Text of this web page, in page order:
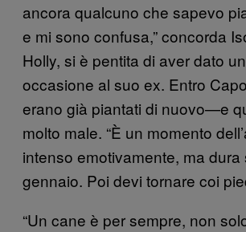
ancora qualcuno che sapevo
e mi sono confusa,” concorda
Holly, si è pentita di aver dato
occasione al suo ex. Entro
erano già piantati di nuovo—e
molto male. “È un momento
intenso emotivamente, ma dura
gennaio. Poi devi tornare coi
“Un cane è per sempre, non